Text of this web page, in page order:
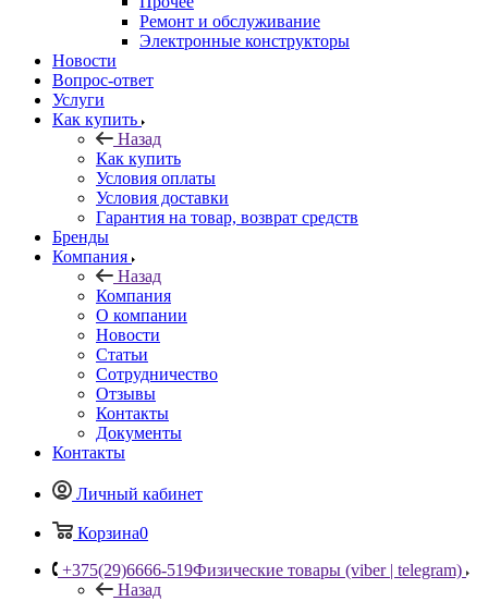
Ремонт и обслуживание
Электронные конструкторы
Новости
Вопрос-ответ
Услуги
Как купить
Назад
Как купить
Условия оплаты
Условия доставки
Гарантия на товар, возврат средств
Бренды
Компания
Назад
Компания
О компании
Новости
Статьи
Сотрудничество
Отзывы
Контакты
Документы
Контакты
Личный кабинет
Корзина0
+375(29)6666-519Физические товары (viber | telegram)
Назад